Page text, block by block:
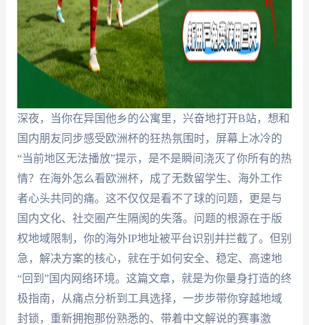
深夜，当你在异国他乡的公寓里，兴奋地打开B站，想和
国内朋友同步感受欧洲杯的狂热氛围时，屏幕上冰冷的
“当前地区无法播放”提示，是不是瞬间浇灭了你所有的热
情？在海外怎么看欧洲杯，成了无数留学生、海外工作
者心头共同的痛。这不仅仅是看不了球的问题，更是与
国内文化、社交圈产生隔阂的失落。问题的根源在于版
权地域限制，你的海外IP地址被平台识别并拦截了。但别
急，解决方案的核心，就在于如何安全、稳定、高速地
“回到”国内网络环境。这篇文章，就是为你量身打造的终
极指南，从痛点分析到工具选择，一步步带你穿越地域
封锁，重新拥抱那份熟悉的、带着中文解说的赛事激